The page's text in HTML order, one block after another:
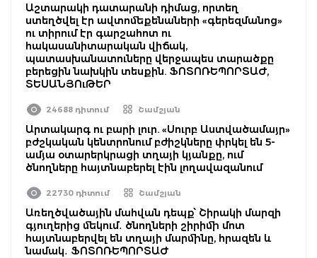
Աշտարակի դատարանի դիմաց, որտեղ
ստեղծվել էր ավտոմեքենաների «գերեզմանոց»
ու տիրում էր գարշահոտ ու
հակասանիտարական վիճակ,
պատասխանատուները վերջապես տարածքը
բերեցին նախկին տեսքին. ՖՈՏՈՌԵՊՈՐՏԱԺ,
ՏԵՍԱՆՅՈւԹԵՐ
24688 դիտում Շամշյան
Արտակարգ ու բարի լուր. «Սուրբ Աստվածամայր»
բժշկական կենտրոնում բժիշկները փրկել են 5-
ամյա օտարերկրացի տղայի կյանքը, ում
ծնողները հայտնաբերել էին լողավազանում
22730 դիտում Շամշյան
Առեղծվածային մահվան դեպք՝ Շիրակի մարզի
գյուղերից մեկում․ ծնողների շիրիմի մոտ
հայտնաբերվել են տղայի մարմինը, հրազեն և
նամակ․ ՖՈՏՈՌԵՊՈՐՏԱԺ